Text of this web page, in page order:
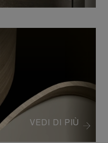
VEDI DI PIÙ